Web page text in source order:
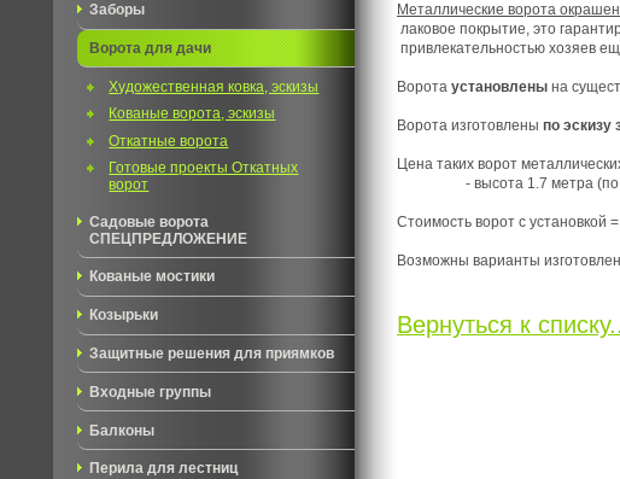
Заборы
Ворота для дачи
Художественная ковка, эскизы
Кованые ворота, эскизы
Откатные ворота
Готовые проекты Откатных
ворот
Садовые ворота
СПЕЦПРЕДЛОЖЕНИЕ
Кованые мостики
Козырьки
Защитные решения для приямков
Входные группы
Балконы
Перила для лестниц
Металлические ворота
лаковое покрытие, это
привлекательностью хозяев
Ворота установлены на
Ворота изготовлены по эскизу
Цена таких ворот
- высота 1.7 метра (по
Стоимость ворот с установкой =
Возможны варианты
Вернуться к